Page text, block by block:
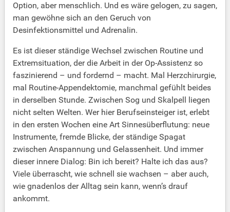
Option, aber menschlich. Und es wäre gelogen, zu sagen,
man gewöhne sich an den Geruch von
Desinfektionsmittel und Adrenalin.
Es ist dieser ständige Wechsel zwischen Routine und
Extremsituation, der die Arbeit in der Op-Assistenz so
faszinierend – und fordernd – macht. Mal Herzchirurgie,
mal Routine-Appendektomie, manchmal gefühlt beides
in derselben Stunde. Zwischen Sog und Skalpell liegen
nicht selten Welten. Wer hier Berufseinsteiger ist, erlebt
in den ersten Wochen eine Art Sinnesüberflutung: neue
Instrumente, fremde Blicke, der ständige Spagat
zwischen Anspannung und Gelassenheit. Und immer
dieser innere Dialog: Bin ich bereit? Halte ich das aus?
Viele überrascht, wie schnell sie wachsen – aber auch,
wie gnadenlos der Alltag sein kann, wenn’s drauf
ankommt.